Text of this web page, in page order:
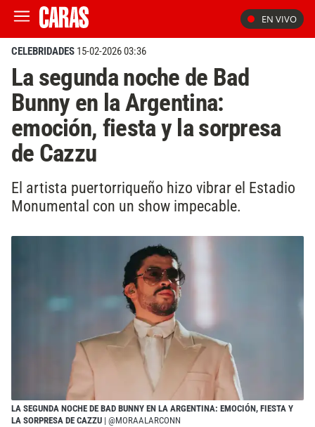
EN VIVO
CELEBRIDADES 15-02-2026 03:36
La segunda noche de Bad
Bunny en la Argentina:
emoción, fiesta y la sorpresa
de Cazzu
El artista puertorriqueño hizo vibrar el Estadio
Monumental con un show impecable.
LA SEGUNDA NOCHE DE BAD BUNNY EN LA ARGENTINA: EMOCIÓN, FIESTA Y
LA SORPRESA DE CAZZU | @MORAALARCONN